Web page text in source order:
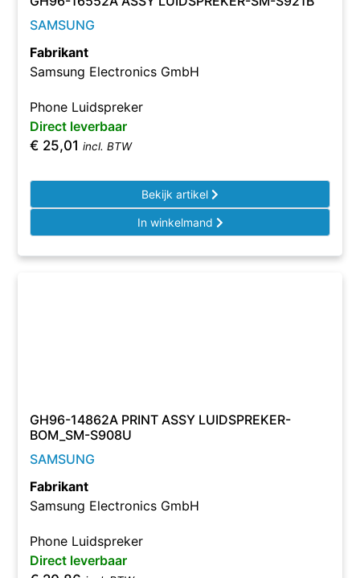
SAMSUNG
Fabrikant
Samsung Electronics GmbH
Phone Luidspreker
Direct leverbaar
€ 25,01 incl. BTW
Bekijk artikel
In winkelmand
GH96-14862A PRINT ASSY LUIDSPREKER-
BOM_SM-S908U
SAMSUNG
Fabrikant
Samsung Electronics GmbH
Phone Luidspreker
Direct leverbaar